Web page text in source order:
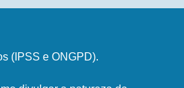
(IPSS e ONGPD).